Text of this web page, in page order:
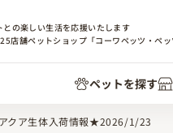
との楽しい生活を応援いたします
店舗ペットショップ「コーワペッツ・ペッ
ペットを探す
クア生体入荷情報★2026/1/23